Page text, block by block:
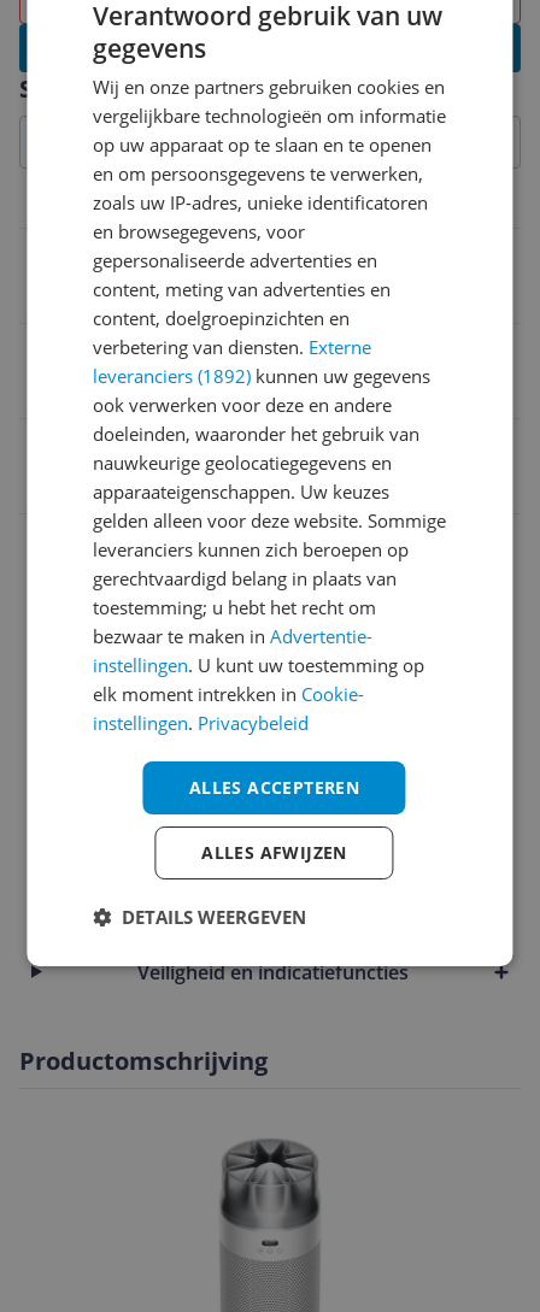
Specificaties
Functies
Extra opties
Afstandsbediening
HEPA filter
5025155136140
Aansluitingen
Afmetingen & gewicht
Bijgeleverde accessoires en toebehoren
Instellingen en functies
Introductie en ondersteuning
Mogelijke vereisten instellen en gebruik
Overige kenmerken
Productinformatie
Technisch
Veiligheid en indicatiefuncties
Productomschrijving
Schrijf een review
Verantwoord gebruik van uw
gegevens
Wij en onze partners gebruiken cookies en
vergelijkbare technologieën om informatie
op uw apparaat op te slaan en te openen
en om persoonsgegevens te verwerken,
zoals uw IP-adres, unieke identificatoren
en browsegegevens, voor
gepersonaliseerde advertenties en
content, meting van advertenties en
content, doelgroepinzichten en
verbetering van diensten. Externe
leveranciers (1892) kunnen uw gegevens
ook verwerken voor deze en andere
doeleinden, waaronder het gebruik van
nauwkeurige geolocatiegegevens en
apparaateigenschappen. Uw keuzes
gelden alleen voor deze website. Sommige
leveranciers kunnen zich beroepen op
gerechtvaardigd belang in plaats van
toestemming; u hebt het recht om
bezwaar te maken inAdvertentie-
instellingen. U kunt uw toestemming op
elk moment intrekken in Cookie-
instellingen. Privacybeleid
ALLES ACCEPTEREN
ALLES AFWIJZEN
DETAILS WEERGEVEN